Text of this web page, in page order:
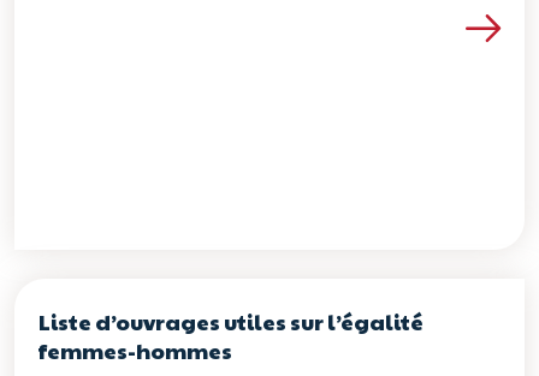
Voir les détails de la
Liste d’ouvrages utiles sur l’égalité
femmes-hommes